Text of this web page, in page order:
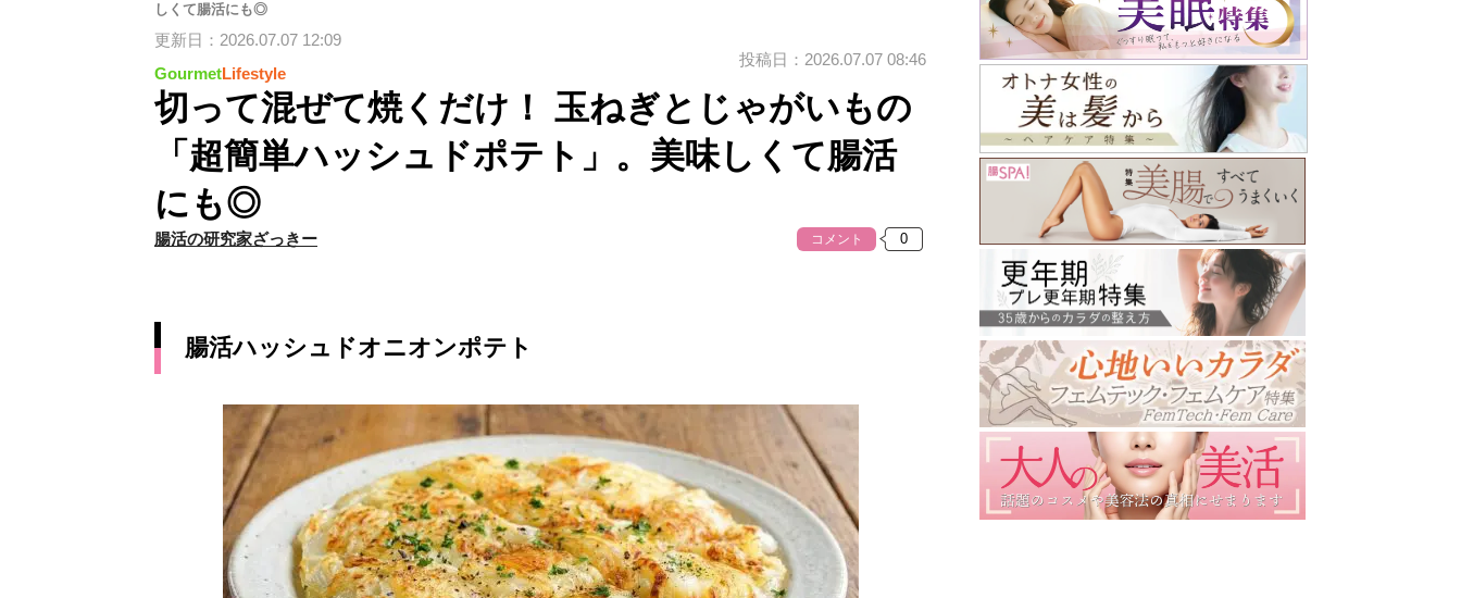
しくて腸活にも◎
更新日：2026.07.07 12:09
GourmetLifestyle
投稿日：2026.07.07 08:46
切って混ぜて焼くだけ！ 玉ねぎとじゃがいもの
「超簡単ハッシュドポテト」。美味しくて腸活
にも◎
腸活の研究家ざっきー コメント
腸活ハッシュドオニオンポテト